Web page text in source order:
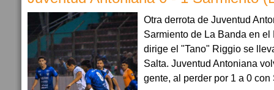
Otra derrota de Juventud
Sarmiento de La Banda en
dirige el "Tano" Riggio se
Salta. Juventud Antoniana
gente, al perder por 1 a 0